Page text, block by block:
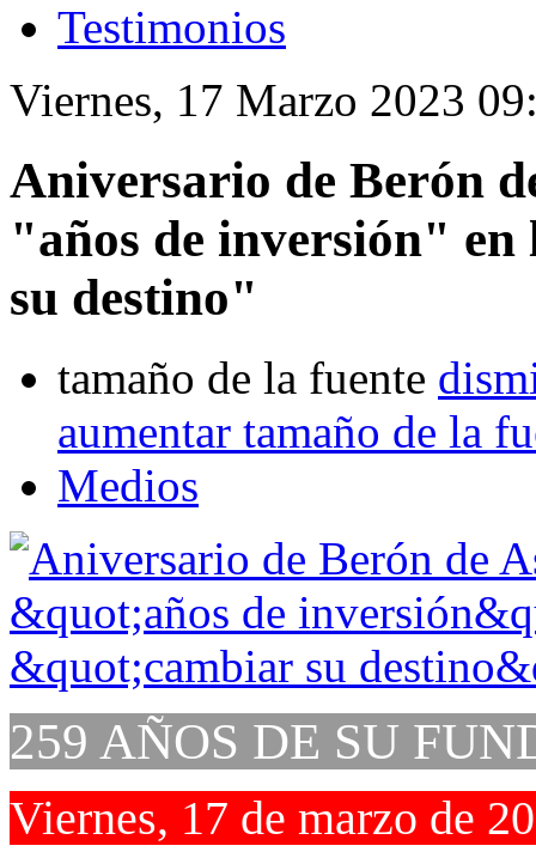
Testimonios
Viernes, 17 Marzo 2023
Aniversario de Berón
"años de inversión"
su destino"
tamaño de la fuente
aumentar tamaño de la
Medios
259 AÑOS DE SU
Viernes, 17 de marzo de